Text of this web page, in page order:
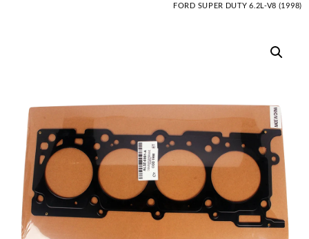
FORD SUPER DUTY 6.2L-V8 (1998)